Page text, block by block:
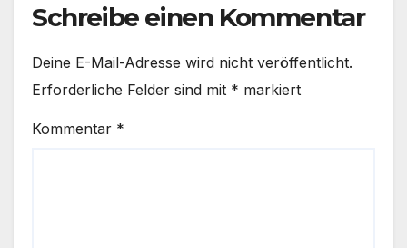
Schreibe einen Kommentar
Deine E-Mail-Adresse wird nicht veröffentlicht.
Erforderliche Felder sind mit * markiert
Kommentar *